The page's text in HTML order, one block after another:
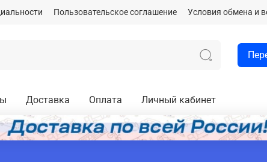
Пользовательское соглашение Условия обмена и
Доставка Оплата Личный кабинет